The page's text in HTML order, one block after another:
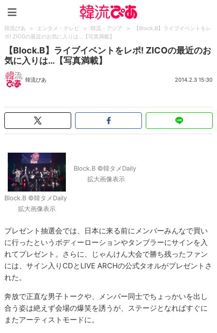
韓流ぴあ > エンタメ・テレビ > 韓流・アジア >
【Block.B】ライブイベントをレ
ポ! ZICOの最近のお気に入りは…【写真満載】
【Block.B】ライブイベントをレポ! ZICOの最近のお
気に入りは…【写真満載】
韓流ぴあ 2014.2.3 15:30
Block.B ©韓タメDaily
拡大画像表示
Block.B ©韓タメDaily
拡大画像表示
プレゼント抽選会では、日本に来る前にメンバーみんなで買い
に行ったというボディーローションやタンブラーにサインを入
れてプレゼント。さらに、じゃんけん大会で勝ち残ったファン
には、サイン入りCDとLIVE ARCHの公式タオルがプレゼントさ
れた。
奔放で正直な男子トークや、メンバー同士でちょっかいを出し
合う姿は絶えず会場の爆笑を誘うが、ステージとなればすぐに
またアーティストモードに。